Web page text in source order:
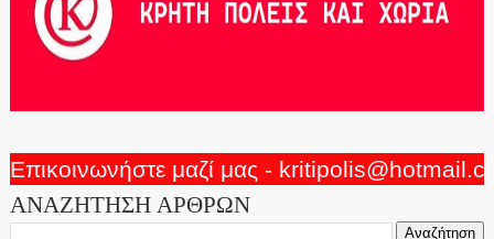
Επικοινωνήστε μαζί μας -
ΑΝΑΖΗΤΗΣΗ ΑΡΘΡΩΝ